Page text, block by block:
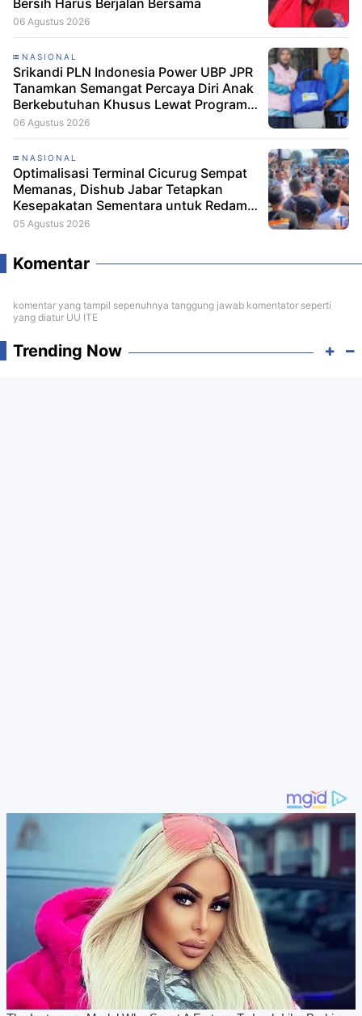
Bersih Harus Berjalan Bersama
06 Agustus 2026
NASIONAL
Srikandi PLN Indonesia Power UBP JPR
Tanamkan Semangat Percaya Diri Anak
Berkebutuhan Khusus Lewat Program
Srikandi Mengajar
06 Agustus 2026
NASIONAL
Optimalisasi Terminal Cicurug Sempat
Memanas, Dishub Jabar Tetapkan
Kesepakatan Sementara untuk Redam
Ketegangan
05 Agustus 2026
Komentar
komentar yang tampil sepenuhnya tanggung jawab komentator seperti
yang diatur UU ITE
Trending Now